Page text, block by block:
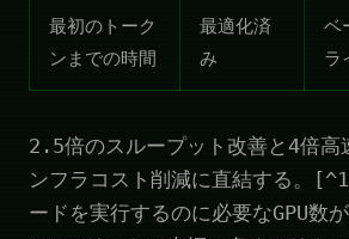
最初のトーク
ンまでの時間
最適化済
み
ベ
ラ
2.5倍のスループット改善と4倍高
ンフラコスト削減に直結する。
ードを実行するのに必要なGPU数